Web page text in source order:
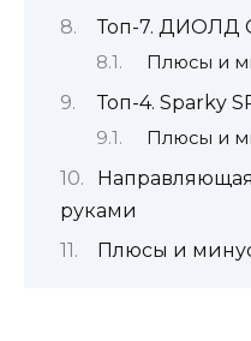
Топ-7. ДИОЛД
Плюсы и
Топ-4. Sparky
Плюсы и
руками
Плюсы и